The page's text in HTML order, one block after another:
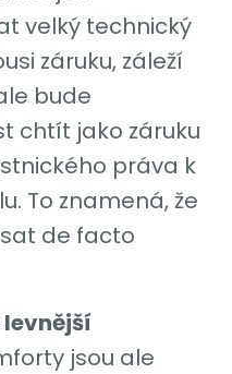
velký technický
záruku, záleží
bude
chtít jako záruku
práva k
To znamená, že
de facto
jsou ale